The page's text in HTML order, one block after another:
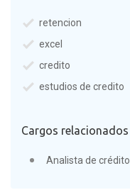
retencion
excel
credito
estudios de credito
Cargos relacionados
Analista de crédito